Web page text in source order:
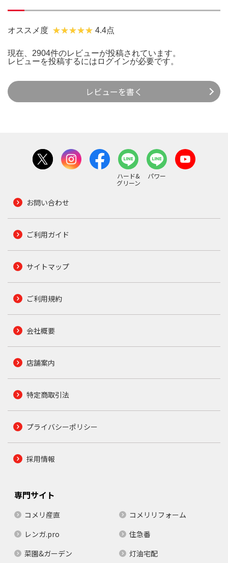
オススメ度 4.4点
現在、2904件のレビューが投稿されています。
レビューを投稿するには ログインが必要です。
レビューを書く
ハード&
グリーン
パワー
お問い合わせ
ご利用ガイド
サイトマップ
ご利用規約
会社概要
店舗案内
特定商取引法
プライバシーポリシー
採用情報
専門サイト
コメリ産直
コメリリフォーム
レンガ.pro
住急番
菜園&ガーデン
灯油宅配